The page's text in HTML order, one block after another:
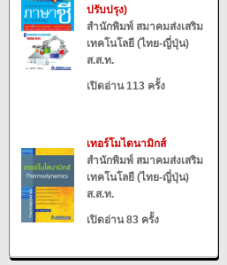
ปรับปรุง)
สำนักพิมพ์ สมาคมส่งเสริม
เทคโนโลยี (ไทย-ญี่ปุ่น)
ส.ส.ท.
เปิดอ่าน 113 ครั้ง
เทอร์โมไดนามิกส์
สำนักพิมพ์ สมาคมส่งเสริม
เทคโนโลยี (ไทย-ญี่ปุ่น)
ส.ส.ท.
เปิดอ่าน 83 ครั้ง